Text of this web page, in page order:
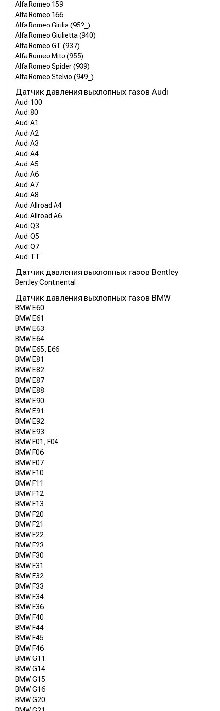
Alfa Romeo 159
Alfa Romeo 166
Alfa Romeo Giulia (952_)
Alfa Romeo Giulietta (940)
Alfa Romeo GT (937)
Alfa Romeo Mito (955)
Alfa Romeo Spider (939)
Alfa Romeo Stelvio (949_)
Датчик давления выхлопных газов Audi
Audi 100
Audi 80
Audi A1
Audi A2
Audi A3
Audi A4
Audi A5
Audi A6
Audi A7
Audi A8
Audi Allroad A4
Audi Allroad A6
Audi Q3
Audi Q5
Audi Q7
Audi TT
Датчик давления выхлопных газов Bentley
Bentley Continental
Датчик давления выхлопных газов BMW
BMW E60
BMW E61
BMW E63
BMW E64
BMW E65, E66
BMW E81
BMW E82
BMW E87
BMW E88
BMW E90
BMW E91
BMW E92
BMW E93
BMW F01, F04
BMW F06
BMW F07
BMW F10
BMW F11
BMW F12
BMW F13
BMW F20
BMW F21
BMW F22
BMW F23
BMW F30
BMW F31
BMW F32
BMW F33
BMW F34
BMW F36
BMW F40
BMW F44
BMW F45
BMW F46
BMW G11
BMW G14
BMW G15
BMW G16
BMW G20